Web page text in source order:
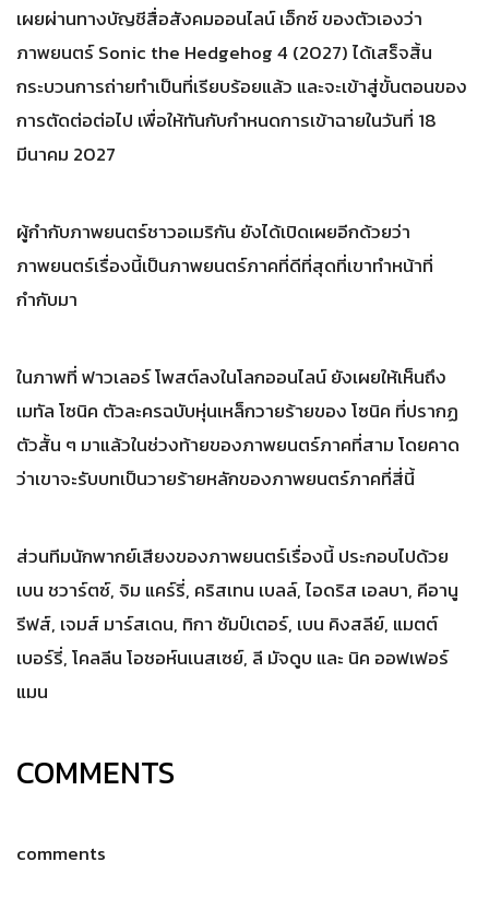
เผยผ่านทางบัญชีสื่อสังคมออนไลน์ เอ็กซ์ ของตัวเองว่า
ภาพยนตร์ Sonic the Hedgehog 4 (2027) ได้เสร็จสิ้น
กระบวนการถ่ายทำเป็นที่เรียบร้อยแล้ว และจะเข้าสู่ขั้นตอนของ
การตัดต่อต่อไป เพื่อให้ทันกับกำหนดการเข้าฉายในวันที่ 18
มีนาคม 2027
ผู้กำกับภาพยนตร์ชาวอเมริกัน ยังได้เปิดเผยอีกด้วยว่า
ภาพยนตร์เรื่องนี้เป็นภาพยนตร์ภาคที่ดีที่สุดที่เขาทำหน้าที่
กำกับมา
ในภาพที่ ฟาวเลอร์ โพสต์ลงในโลกออนไลน์ ยังเผยให้เห็นถึง
เมทัล โซนิค ตัวละครฉบับหุ่นเหล็กวายร้ายของ โซนิค ที่ปรากฏ
ตัวสั้น ๆ มาแล้วในช่วงท้ายของภาพยนตร์ภาคที่สาม โดยคาด
ว่าเขาจะรับบทเป็นวายร้ายหลักของภาพยนตร์ภาคที่สี่นี้
ส่วนทีมนักพากย์เสียงของภาพยนตร์เรื่องนี้ ประกอบไปด้วย
เบน ชวาร์ตซ์, จิม แคร์รี่, คริสเทน เบลล์, ไอดริส เอลบา, คีอานู
รีฟส์, เจมส์ มาร์สเดน, ทิกา ซัมป์เตอร์, เบน คิงสลีย์, แมตต์
เบอร์รี่, โคลลีน โอชอห์นเนสเซย์, ลี มัจดูบ และ นิค ออฟเฟอร์
แมน
COMMENTS
comments